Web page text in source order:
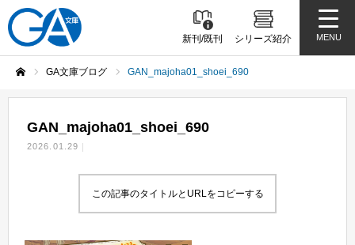
新刊/既刊 シリーズ紹介 MENU
GA文庫ブログ GAN_majoha01_shoei_690
GAN_majoha01_shoei_690
2026.01.29
この記事のタイトルとURLをコピーする